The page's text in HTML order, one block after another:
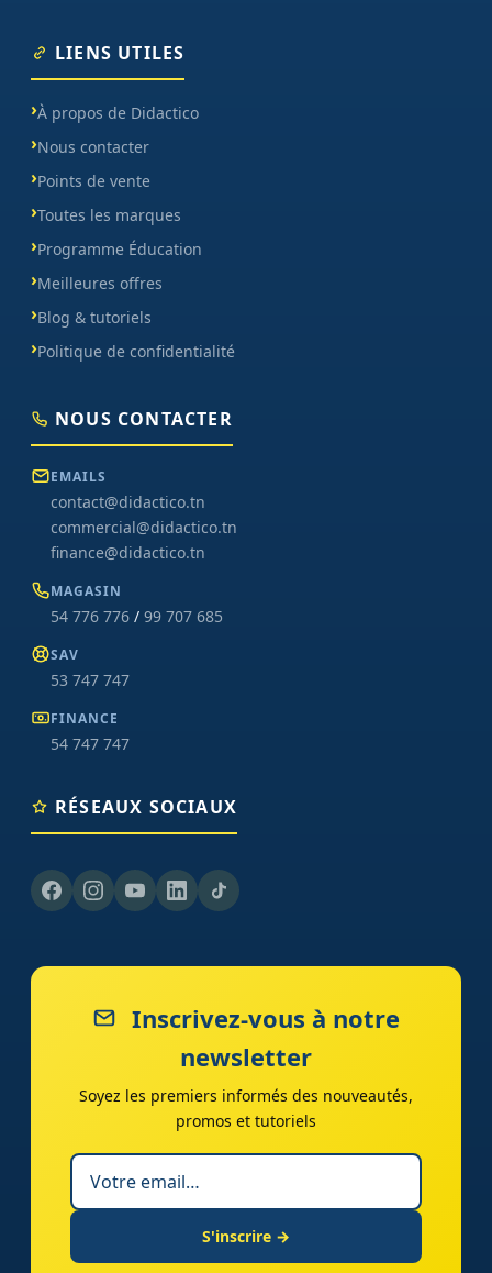
LIENS UTILES
À propos de Didactico
Nous contacter
Points de vente
Toutes les marques
Programme Éducation
Meilleures offres
Blog & tutoriels
Politique de confidentialité
NOUS CONTACTER
EMAILS
contact@didactico.tn
commercial@didactico.tn
finance@didactico.tn
MAGASIN
54 776 776 / 99 707 685
SAV
53 747 747
FINANCE
54 747 747
RÉSEAUX SOCIAUX
Inscrivez-vous à notre
newsletter
Soyez les premiers informés des nouveautés,
promos et tutoriels
S'inscrire →